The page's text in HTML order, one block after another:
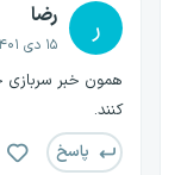
ر رضا
۱۵ دی ۱۴۰۱، ۱۸:۳۴
همون خبر سربازی
کنند.
پاسخ